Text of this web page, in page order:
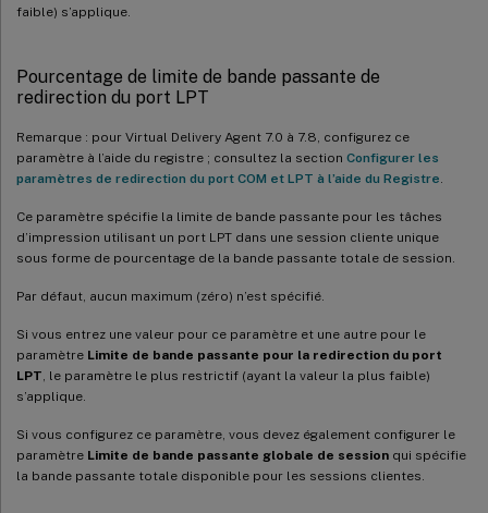
faible) s’applique.
Pourcentage de limite de bande passante de
redirection du port LPT
Remarque : pour Virtual Delivery Agent 7.0 à 7.8, configurez ce
paramètre à l’aide du registre ; consultez la section Configurer les
paramètres de redirection du port COM et LPT à l’aide du Registre
Ce paramètre spécifie la limite de bande passante pour les tâches
d’impression utilisant un port LPT dans une session cliente unique
sous forme de pourcentage de la bande passante totale de session.
Par défaut, aucun maximum (zéro) n’est spécifié.
Si vous entrez une valeur pour ce paramètre et une autre pour le
paramètre Limite de bande passante pour la redirection du port
LPT , le paramètre le plus restrictif (ayant la valeur la plus faible)
s’applique.
Si vous configurez ce paramètre, vous devez également configurer le
paramètre Limite de bande passante globale de session qui spécifie
la bande passante totale disponible pour les sessions clientes.